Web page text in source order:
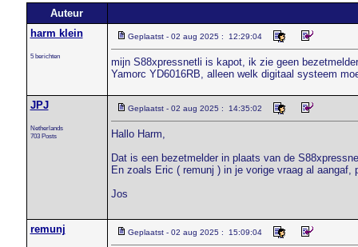
Auteur
harm klein
5 berichten
Geplaatst - 02 aug 2025 : 12:29:04
mijn S88xpressnetli is kapot, ik zie geen
Yamorc YD6016RB, alleen welk digitaal systeem
JPJ
Netherlands
703 Posts
Geplaatst - 02 aug 2025 : 14:35:02
Hallo Harm,
Dat is een bezetmelder in plaats van de
En zoals Eric ( remunj ) in je vorige vraag al aangaf,
Jos
remunj Geplaatst - 02 aug 2025 : 15:09:04